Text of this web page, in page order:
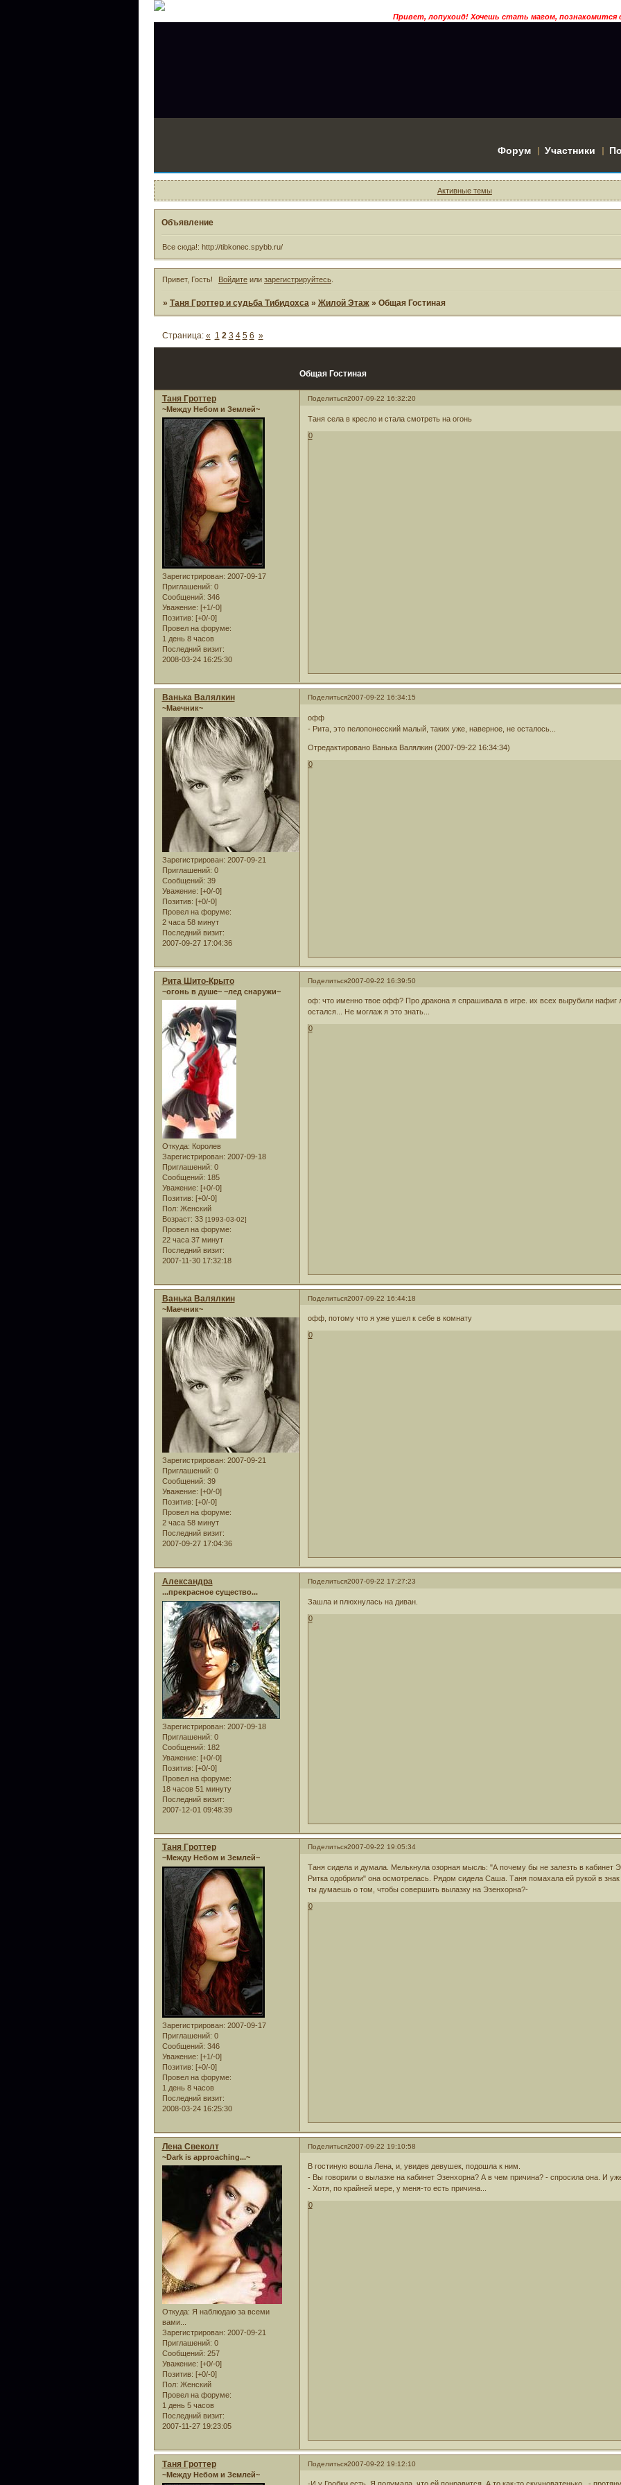
Привет, лопухоид! Хочешь стать магом, познакомится с
Форум Участники
Активные темы
Объявление
Все сюда!: http://tibkonec.spybb.ru/
Привет, Гость! Войдите или зарегистрируйтесь
» Таня Гроттер и судьба Тибидохса » Жилой Этаж » Общая Гостиная
Общая Гостиная
Страница: « 1 2 3 4 5 6 »
Поделиться2007-09-22 16:32:20
Таня Гроттер
~Между Небом и Землей~
Зарегистрирован: 2007-09-17
Приглашений: 0
Сообщений: 346
Уважение: [+1/-0]
Позитив: [+0/-0]
Провел на форуме:
1 день 8 часов
Последний визит:
2008-03-24 16:25:30
Таня села в кресло и стала смотреть на огонь
0
Поделиться2007-09-22 16:34:15
Ванька Валялкин
~Маечник~
Зарегистрирован: 2007-09-21
Приглашений: 0
Сообщений: 39
Уважение: [+0/-0]
Позитив: [+0/-0]
Провел на форуме:
2 часа 58 минут
Последний визит:
2007-09-27 17:04:36
офф
- Рита, это пелопонесский малый, таких уже, наверное, не осталось...
Отредактировано Ванька Валялкин (2007-09-22 16:34:34)
0
Поделиться2007-09-22 16:39:50
Рита Шито-Крыто
~огонь в душе~ ~лед снаружи~
Откуда: Королев
Зарегистрирован: 2007-09-18
Приглашений: 0
Сообщений: 185
Уважение: [+0/-0]
Позитив: [+0/-0]
Пол: Женский
Возраст: 33 [1993-03-02]
Провел на форуме:
22 часа 37 минут
Последний визит:
2007-11-30 17:32:18
оф: что именно твое офф? Про дракона я спрашивала в игре. их всех вырубили нафиг
остался... Не моглаж я это знать...
0
Поделиться2007-09-22 16:44:18
Ванька Валялкин
~Маечник~
Зарегистрирован: 2007-09-21
Приглашений: 0
Сообщений: 39
Уважение: [+0/-0]
Позитив: [+0/-0]
Провел на форуме:
2 часа 58 минут
Последний визит:
2007-09-27 17:04:36
офф, потому что я уже ушел к себе в комнату
0
Поделиться2007-09-22 17:27:23
Александра
...прекрасное существо...
Зарегистрирован: 2007-09-18
Приглашений: 0
Сообщений: 182
Уважение: [+0/-0]
Позитив: [+0/-0]
Провел на форуме:
18 часов 51 минуту
Последний визит:
2007-12-01 09:48:39
Зашла и плюхнулась на диван.
0
Поделиться2007-09-22 19:05:34
Таня Гроттер
~Между Небом и Землей~
Зарегистрирован: 2007-09-17
Приглашений: 0
Сообщений: 346
Уважение: [+1/-0]
Позитив: [+0/-0]
Провел на форуме:
1 день 8 часов
Последний визит:
2008-03-24 16:25:30
Таня сидела и думала. Мелькнула озорная мысль: "А почему бы не залезть в кабинет
Ритка одобрили" она осмотрелась. Рядом сидела Саша. Таня помахала ей рукой в
ты думаешь о том, чтобы совершить вылазку на Эзенхорна?-
0
Поделиться2007-09-22 19:10:58
Лена Свеколт
~Dark is approaching...~
Откуда: Я наблюдаю за всеми
вами...
Зарегистрирован: 2007-09-21
Приглашений: 0
Сообщений: 257
Уважение: [+0/-0]
Позитив: [+0/-0]
Пол: Женский
Провел на форуме:
1 день 5 часов
Последний визит:
2007-11-27 19:23:05
В гостиную вошла Лена, и, увидев девушек, подошла к ним.
- Вы говорили о вылазке на кабинет Эзенхорна? А в чем причина? - спросила она. И
- Хотя, по крайней мере, у меня-то есть причина...
0
Поделиться2007-09-22 19:12:10
Таня Гроттер
~Между Небом и Землей~